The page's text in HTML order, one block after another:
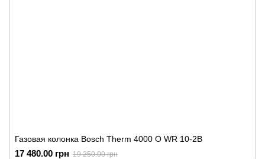
Газовая колонка Bosch Therm 4000 O WR 10-2B
17 480.00 грн 19 250.00 грн